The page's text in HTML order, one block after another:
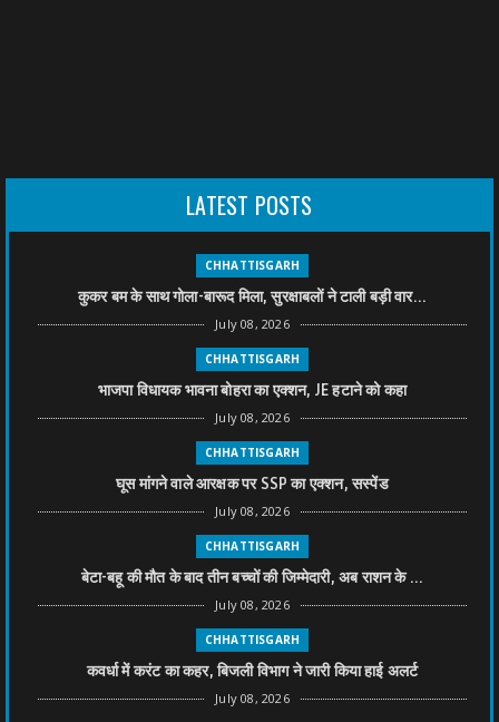
LATEST POSTS
CHHATTISGARH
कुकर बम के साथ गोला-बारूद मिला, सुरक्षाबलों ने टाली बड़ी वार...
July 08, 2026
CHHATTISGARH
भाजपा विधायक भावना बोहरा का एक्शन, JE हटाने को कहा
July 08, 2026
CHHATTISGARH
घूस मांगने वाले आरक्षक पर SSP का एक्शन, सस्पेंड
July 08, 2026
CHHATTISGARH
बेटा-बहू की मौत के बाद तीन बच्चों की जिम्मेदारी, अब राशन के ...
July 08, 2026
CHHATTISGARH
कवर्धा में करंट का कहर, बिजली विभाग ने जारी किया हाई अलर्ट
July 08, 2026